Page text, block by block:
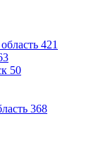
421
50
368